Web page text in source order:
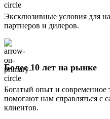
Эксклюзивные условия для
партнеров и дилеров.
Более 10 лет на рынке
Богатый опыт и современное
помогают нам справляться с
клиентов.